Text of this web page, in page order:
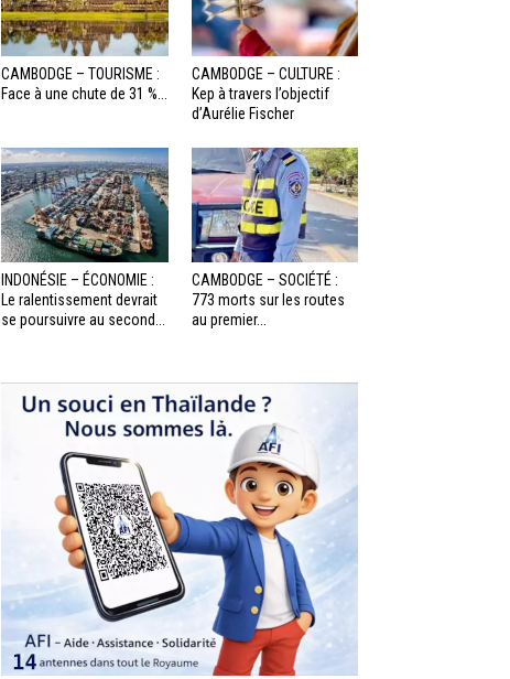
CAMBODGE – TOURISME :
Face à une chute de 31 %...
CAMBODGE – CULTURE :
Kep à travers l’objectif
d’Aurélie Fischer
INDONÉSIE – ÉCONOMIE :
Le ralentissement devrait
se poursuivre au second...
CAMBODGE – SOCIÉTÉ :
773 morts sur les routes
au premier...